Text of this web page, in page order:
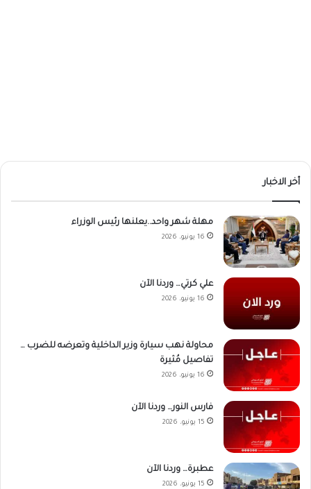
أخر الاخبار
مهلة شهر واحد..يعلنها رئيس الوزراء
16 يونيو، 2026
علي كرتي… وردنا الآن
16 يونيو، 2026
محاولة نهب سيارة وزير الداخلية وتعرضه للضرب …
تفاصيل مُثيرة
16 يونيو، 2026
فارس النور… وردنا الآن
15 يونيو، 2026
عطبرة… وردنا الآن
15 يونيو، 2026